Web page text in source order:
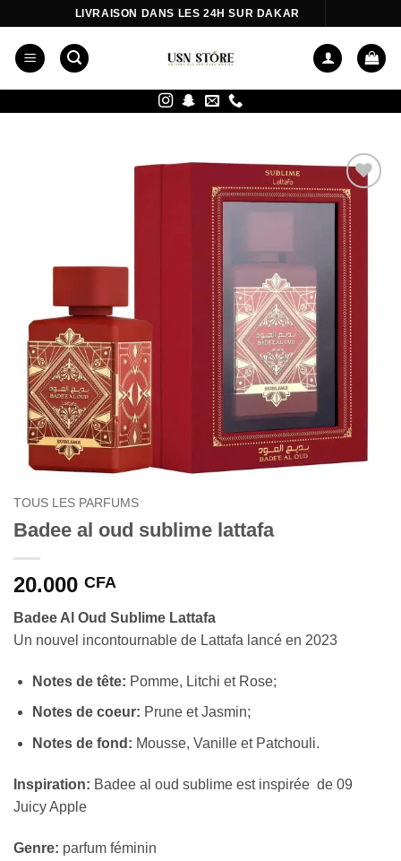
contenu
LIVRAISON DANS LES 24H SUR DAKAR
Ajouter
à la liste
d’envies
TOUS LES PARFUMS
Badee al oud sublime lattafa
20.000 CFA
Badee Al Oud Sublime Lattafa
Un nouvel incontournable de Lattafa lancé en 2023
Notes de tête: Pomme, Litchi et Rose;
Notes de coeur: Prune et Jasmin;
Notes de fond: Mousse, Vanille et Patchouli.
Inspiration: Badee al oud sublime est inspirée de 09
Juicy Apple
Genre: parfum féminin